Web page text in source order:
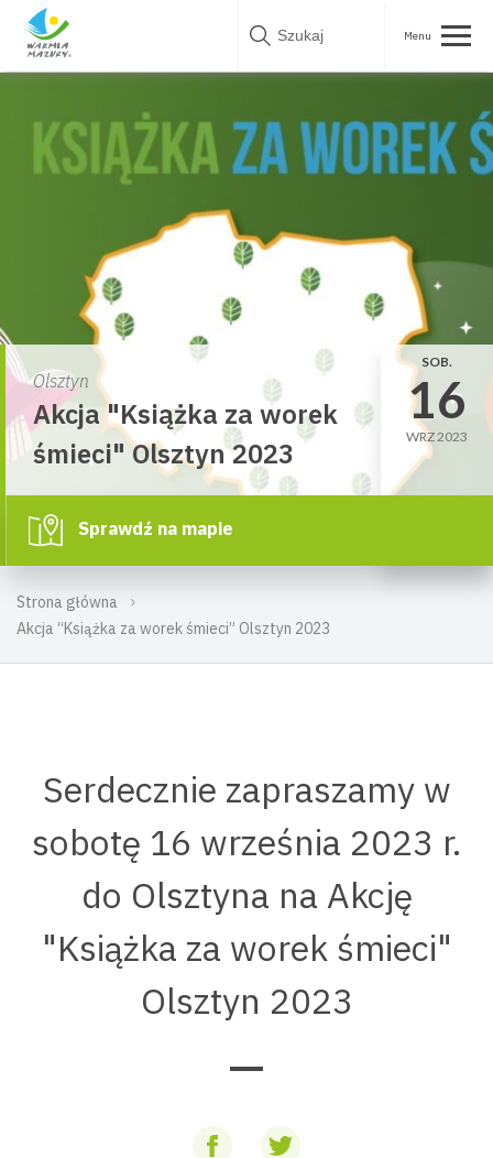
Skip
Strona główna
Akcja “Książka za worek śmieci” Olsztyn 2023
Olsztyn
Akcja "Książka za worek
śmieci" Olsztyn 2023
SOB.
16
WRZ 2023
Sprawdź na mapie
Serdecznie zapraszamy w
sobotę 16 września 2023 r.
do Olsztyna na Akcję
"Książka za worek śmieci"
Olsztyn 2023